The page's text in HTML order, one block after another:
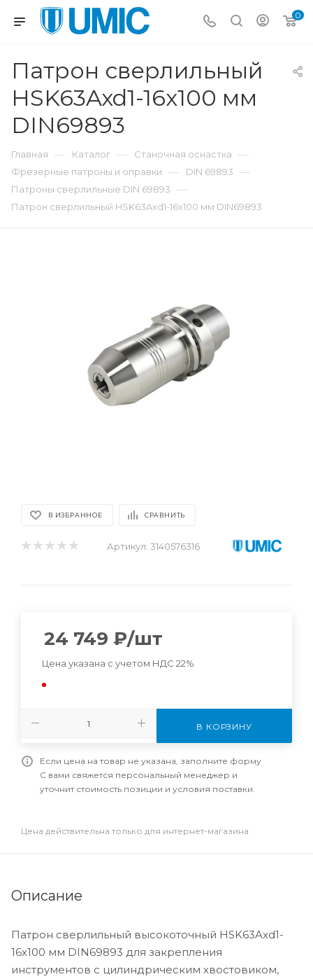
0
Патрон сверлильный
HSK63Axd1-16x100 мм
DIN69893
Главная — Каталог — Станочная оснастка —
Фрезерные патроны и оправки — DIN 69893 —
Патроны сверлильные DIN 69893 —
Патрон сверлильный HSK63Axd1-16x100 мм DIN69893
В ИЗБРАННОЕ СРАВНИТЬ
Артикул: 3140576316
24 749 ₽/шт
Цена указана с учетом НДС 22%
В КОРЗИНУ
Если цена на товар не указана, заполните форму
С вами свяжется персональный менеджер и
уточнит стоимость позиции и условия поставки.
Цена действительна только для интернет-магазина
Описание
Патрон сверлильный высокоточный HSK63Axd1-
16x100 мм DIN69893 для закрепления
инструментов с цилиндрическим хвостовиком,